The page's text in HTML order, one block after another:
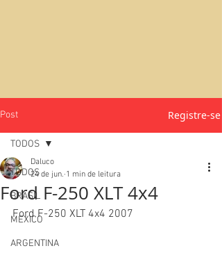
Post Registre-se
TODOS
BRASIL
MEXICO
ARGENTINA
TODOS
Ford F-250 XLT 4x4
Daluco
24 de jun. 1 min de leitura
Ford F-250 XLT 4x4 2007